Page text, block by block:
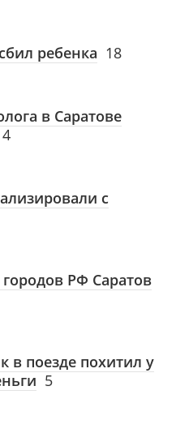
ребенка 18
в Саратове
4
с
РФ Саратов
в поезде похитил у
5